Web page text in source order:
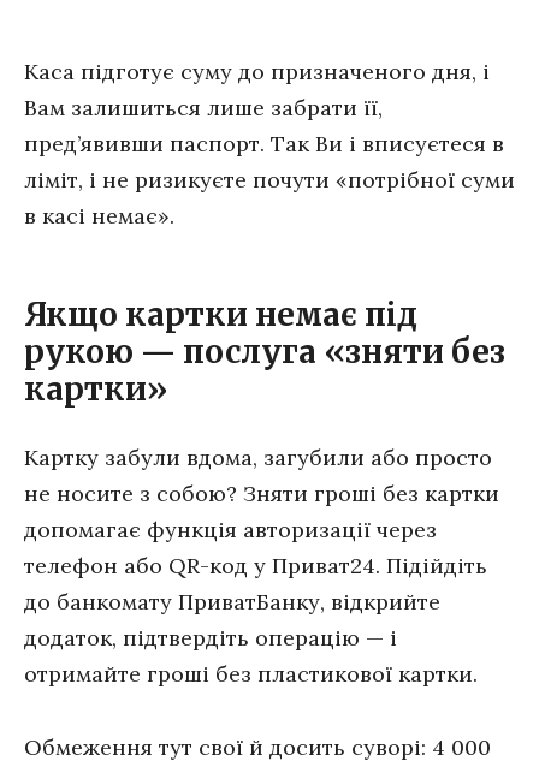
Каса підготує суму до призначеного дня, і
Вам залишиться лише забрати її,
пред’явивши паспорт. Так Ви і вписуєтеся в
ліміт, і не ризикуєте почути «потрібної суми
в касі немає».
Якщо картки немає під
рукою — послуга «зняти без
картки»
Картку забули вдома, загубили або просто
не носите з собою? Зняти гроші без картки
допомагає функція авторизації через
телефон або QR-код у Приват24. Підійдіть
до банкомату ПриватБанку, відкрийте
додаток, підтвердіть операцію — і
отримайте гроші без пластикової картки.
Обмеження тут свої й досить суворі: 4 000